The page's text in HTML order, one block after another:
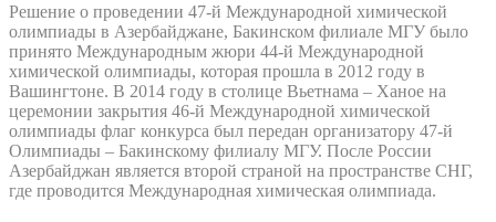
Решение о проведении 47-й Международной химической
олимпиады в Азербайджане, Бакинском филиале МГУ было
принято Международным жюри 44-й Международной
химической олимпиады, которая прошла в 2012 году в
Вашингтоне. В 2014 году в столице Вьетнама – Ханое на
церемонии закрытия 46-й Международной химической
олимпиады флаг конкурса был передан организатору 47-й
Олимпиады – Бакинскому филиалу МГУ. После России
Азербайджан является второй страной на пространстве СНГ,
где проводится Международная химическая олимпиада.